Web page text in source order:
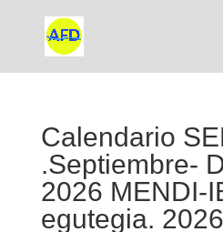
Calendario
.Septiembre-
2026 MENDI-
egutegia.